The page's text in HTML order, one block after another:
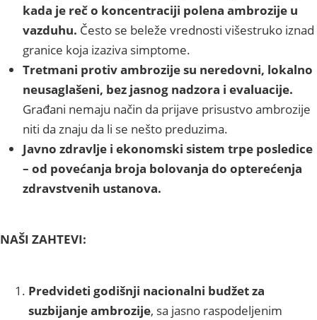
kada je reč o koncentraciji polena ambrozije u
vazduhu. Često se beleže vrednosti višestruko iznad
granice koja izaziva simptome.
Tretmani protiv ambrozije su neredovni, lokalno
neusaglašeni, bez jasnog nadzora i evaluacije.
Građani nemaju način da prijave prisustvo ambrozije
niti da znaju da li se nešto preduzima.
Javno zdravlje i ekonomski sistem trpe posledice
– od povećanja broja bolovanja do opterećenja
zdravstvenih ustanova.
NAŠI ZAHTEVI:
Predvideti godišnji nacionalni budžet za
suzbijanje ambrozije, sa jasno raspodeljenim